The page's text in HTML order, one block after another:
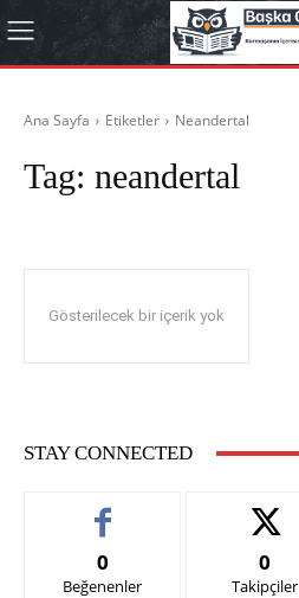
Ana Sayfa Etiketler Neandertal
Tag: neandertal
Gösterilecek bir içerik yok
STAY CONNECTED
0
Beğenenler
0
Takipçiler